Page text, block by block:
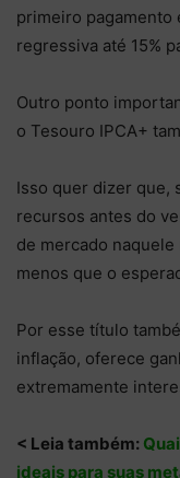
primeiro pagamento
regressiva até 15%
Outro ponto
o Tesouro IPCA+
Isso quer dizer que,
recursos antes do
de mercado
menos que o
Por esse título
inflação, oferece
extremamente
< Leia também:
ideais para suas